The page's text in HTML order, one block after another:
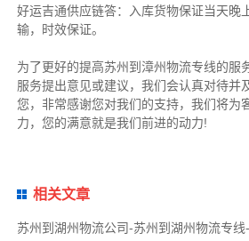
好运吉通供应链答：入库货物保证当天晚
输，时效保证。
为了更好的提高苏州到漳州物流专线的服
服务提出意见或建议，我们会认真对待并
您，非常感谢您对我们的支持，我们将为
力，您的满意就是我们前进的动力!
相关文章
苏州到湖州物流公司-苏州到湖州物流专